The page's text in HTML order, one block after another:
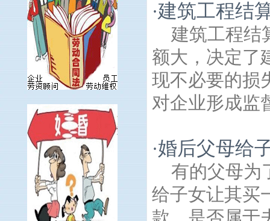
·建筑工程结
建筑工程结
额大，决定了
现不必要的损
对企业形成监
·婚后父母给
有的父母为
给子女让其买